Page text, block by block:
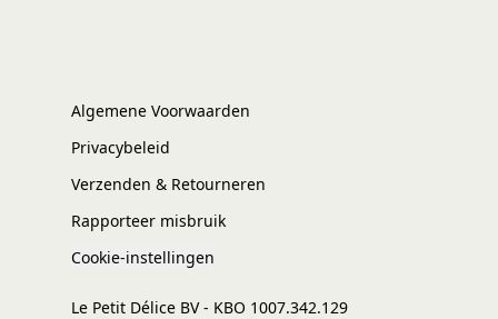
Algemene Voorwaarden
Privacybeleid
Verzenden & Retourneren
Rapporteer misbruik
Cookie-instellingen
Le Petit Délice BV - KBO 1007.342.129